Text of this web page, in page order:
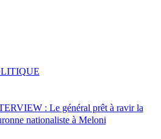
: Le général prêt à ravir la
nationaliste à Meloni